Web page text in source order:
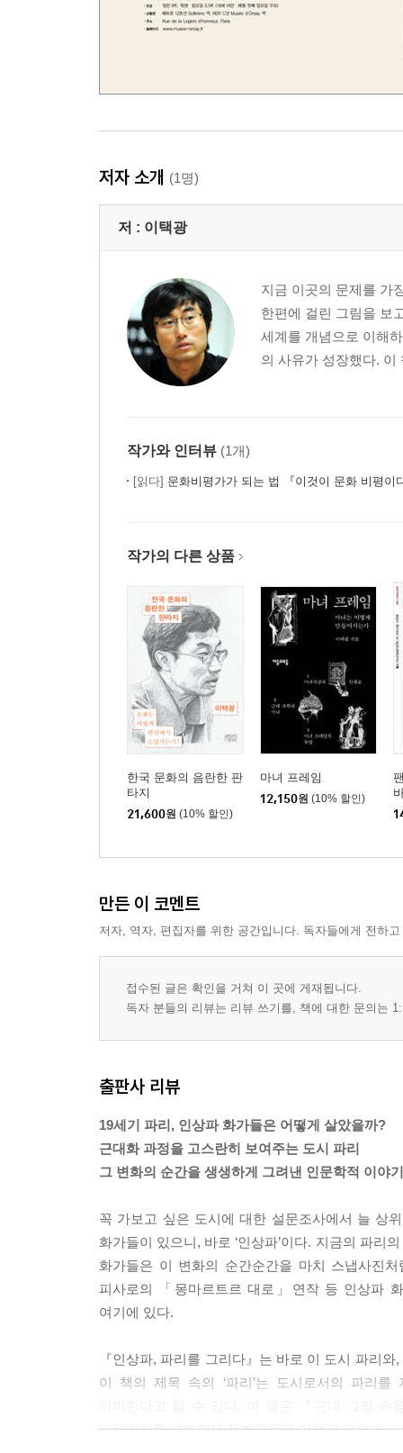
저자 소개 (1명)
저 : 이택광
지금 이곳의 문제를 가
한편에 걸린 그림을 보
세계를 개념으로 이해
의 사유가 성장했다. 이
작가와 인터뷰 (1개)
[읽다] 문화비평가가 되는 법 『이것이 문화 비평이
작가의 다른 상품
한국 문화의 음란한 판
타지
21,600원 (10% 할인)
마녀 프레임
12,150원 (10% 할인)
만든 이 코멘트
저자, 역자, 편집자를 위한 공간입니다. 독자들에게 전하
접수된 글은 확인을 거쳐 이 곳에 게재됩니다.
독자 분들의 리뷰는 리뷰 쓰기를, 책에 대한 문의는
출판사 리뷰
19세기 파리, 인상파 화가들은 어떻게 살았을까?
근대화 과정을 고스란히 보여주는 도시 파리
그 변화의 순간을 생생하게 그려낸 인문학적 이야기
꼭 가보고 싶은 도시에 대한 설문조사에서 늘 상
화가들이 있으니, 바로 ‘인상파’이다. 지금의 파리
화가들은 이 변화의 순간순간을 마치 스냅사진
피사로의 「몽마르트르 대로」연작 등 인상파
여기에 있다.
『인상파, 파리를 그리다』는 바로 이 도시 파리
이 책의 제목 속의 ‘파리’는 도시로서의 파리
그림읽기를 보여줬던 문화평론가 이택광 교수가